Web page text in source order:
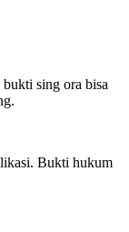
sing ora bisa
Bukti hukum